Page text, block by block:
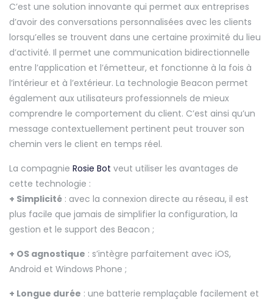
C’est une solution innovante qui permet aux entreprises
d’avoir des conversations personnalisées avec les clients
lorsqu’elles se trouvent dans une certaine proximité du lieu
d’activité. Il permet une communication bidirectionnelle
entre l’application et l’émetteur, et fonctionne à la fois à
l’intérieur et à l’extérieur. La technologie Beacon permet
également aux utilisateurs professionnels de mieux
comprendre le comportement du client. C’est ainsi qu’un
message contextuellement pertinent peut trouver son
chemin vers le client en temps réel.
La compagnie Rosie Bot veut utiliser les avantages de
cette technologie :
+ Simplicité : avec la connexion directe au réseau, il est
plus facile que jamais de simplifier la configuration, la
gestion et le support des Beacon ;
+ OS agnostique : s’intègre parfaitement avec iOS,
Android et Windows Phone ;
+ Longue durée : une batterie remplaçable facilement et